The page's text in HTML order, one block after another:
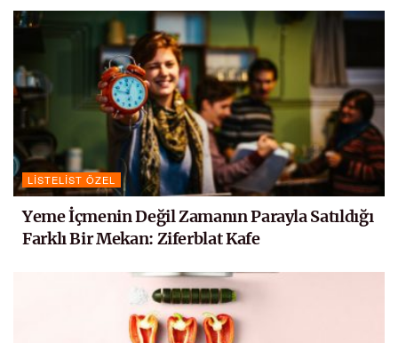
LISTELIST ÖZEL
Yeme İçmenin Değil Zamanın Parayla Satıldığı
Farklı Bir Mekan: Ziferblat Kafe